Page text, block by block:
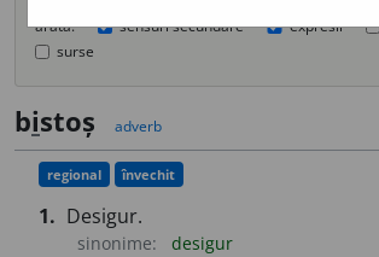
arată: sensuri secundare expresii
surse
bistoș adverb
regional învechit
1. Desigur.
sinonime: desigur